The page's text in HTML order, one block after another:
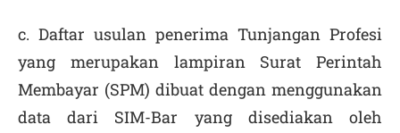
c. Daftar usulan penerima Tunjangan Profesi
yang merupakan lampiran Surat Perintah
Membayar (SPM) dibuat dengan menggunakan
data dari SIM-Bar yang disediakan oleh